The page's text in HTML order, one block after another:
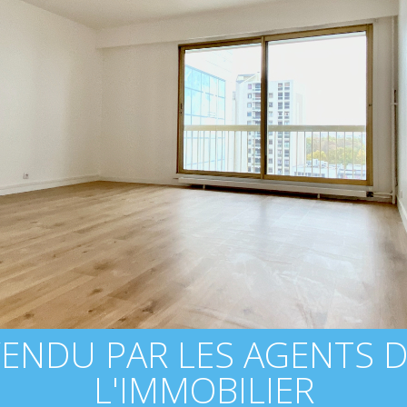
PAR LES AGENTS
L'IMMOBILIER